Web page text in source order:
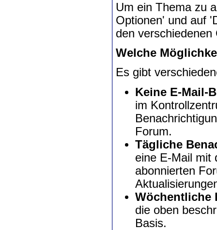
Um ein Thema zu
Optionen' und auf
den
Welche
Es gibt
Keine E-Mail-
im
Forum.
Tägliche
eine E-Mail mit
abonnierten
Wöchentliche
die oben
Basis.